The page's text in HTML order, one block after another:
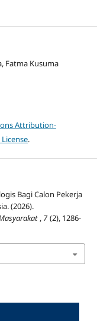
Fatma Kusuma
Attribution-
.
Bagi Calon Pekerja
(2026).
, 7 (2), 1286-